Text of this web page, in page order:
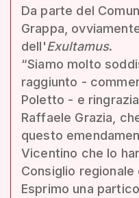
Da parte del
Grappa,
dell'Exultamus.
“Siamo molto
raggiunto -
Poletto - e
Raffaele Grazia,
questo
Vicentino che lo
Consiglio
Esprimo una